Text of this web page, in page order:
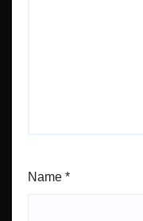
Name *